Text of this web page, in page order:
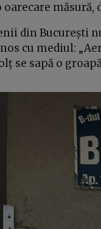
din București
cu mediul:
se sapă o